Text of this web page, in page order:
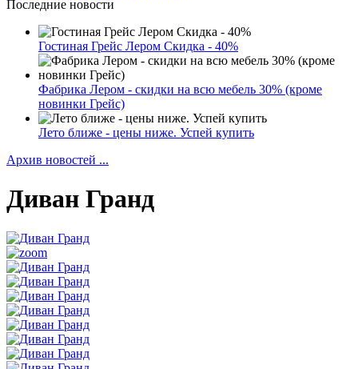
Последние новости
Гостиная Грейс Лером Скидка - 40%
Фабрика Лером - скидки на всю мебель 30% (кроме
новинки Грейс)
Лето ближе - цены ниже. Успей купить
Архив новостей ...
Диван Гранд